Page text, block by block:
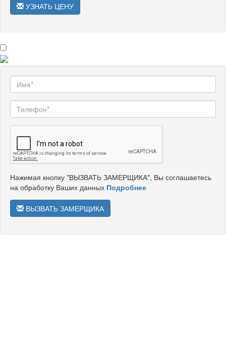
УЗНАТЬ ЦЕНУ
Нажимая кнопку "ВЫЗВАТЬ ЗАМЕРЩИКА", Вы соглашаетесь
на обработку Ваших данных Подробнее
ВЫЗВАТЬ ЗАМЕРЩИКА